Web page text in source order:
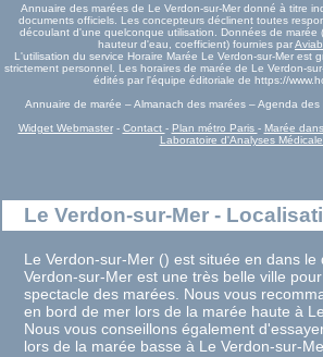
Annuaire des marées de Le Verdon-sur-Mer donné à titre
documents officiels. Les concepteurs déclinent toutes
découlant d'une quelconque utilisation. Données de marée
hauteur d'eau, coefficient) fournies par
L'utilisation du service Horaire Marée Le Verdon-sur-Mer est
strictement personnel. Les horaires de marée de Le Verdon-
édités par l'équipe éditoriale de https://
Annuaire de marée – Almanach des marées – Agenda
Widget Webmaster- Contact - Plan métro Paris - Marée
Laboratoire d'Analyses
Le Verdon-sur-Mer -
Le Verdon-sur-Mer () est située en dans le
Verdon-sur-Mer est une très belle ville
spectacle des marées. Nous vous
en bord de mer lors de la marée haute à
Nous vous conseillons également
lors de la marée basse à Le Verdon-sur-